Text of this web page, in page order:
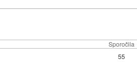
Sporočila
55